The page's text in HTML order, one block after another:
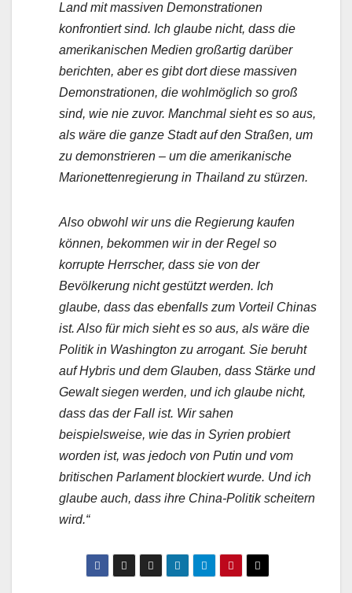
Land mit massiven Demonstrationen
konfrontiert sind. Ich glaube nicht, dass die
amerikanischen Medien großartig darüber
berichten, aber es gibt dort diese massiven
Demonstrationen, die wohlmöglich so groß
sind, wie nie zuvor. Manchmal sieht es so aus,
als wäre die ganze Stadt auf den Straßen, um
zu demonstrieren – um die amerikanische
Marionettenregierung in Thailand zu stürzen.
Also obwohl wir uns die Regierung kaufen
können, bekommen wir in der Regel so
korrupte Herrscher, dass sie von der
Bevölkerung nicht gestützt werden. Ich
glaube, dass das ebenfalls zum Vorteil Chinas
ist. Also für mich sieht es so aus, als wäre die
Politik in Washington zu arrogant. Sie beruht
auf Hybris und dem Glauben, dass Stärke und
Gewalt siegen werden, und ich glaube nicht,
dass das der Fall ist. Wir sahen
beispielsweise, wie das in Syrien probiert
worden ist, was jedoch von Putin und vom
britischen Parlament blockiert wurde. Und ich
glaube auch, dass ihre China-Politik scheitern
wird.“